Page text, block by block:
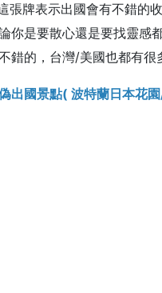
張牌表示出國會有不錯的
你是要散心還是要找靈感
錯的，台灣/美國也都有
出國景點( 波特蘭日本花